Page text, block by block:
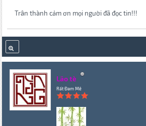
Trân thành cảm ơn mọi người đã đọc tin!!!
Lão tè
Rất Đam Mê